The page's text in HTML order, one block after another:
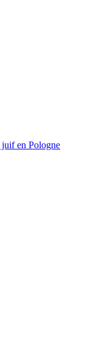
en Pologne